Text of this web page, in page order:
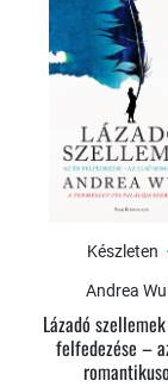
Készleten
Andrea
Lázadó
felfedezése –